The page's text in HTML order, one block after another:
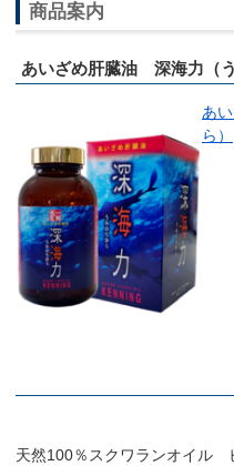
商品案内
あいざめ肝臓油 深海力（う
あ
ら）
天然100％スクワランオイル